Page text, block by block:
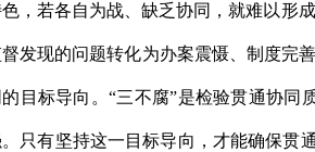
，若各自为战、缺乏协同，就难以形
督发现的问题转化为办案震慑、制度完
的目标导向。“三不腐”是检验贯通协
只有坚持这一目标导向，才能确保贯